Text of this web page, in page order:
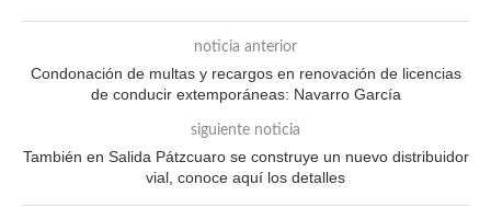
noticia anterior
Condonación de multas y recargos en renovación de licencias
de conducir extemporáneas: Navarro García
siguiente noticia
También en Salida Pátzcuaro se construye un nuevo distribuidor
vial, conoce aquí los detalles